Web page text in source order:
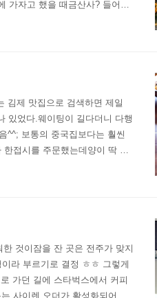
가자고 했을 때금산사? 들어본
훤이 유폐되었던 역사적인 장
김제 맛집으로 검색하면 제일
있었다.웨이팅이 길다더니 다행
^^; 보통의 중국집보다는 훨씬
접시를 주문했는데양이 딱 적
다.그리고 고기가 굉장히 많이
것이잠을 잔 곳은 전주가 맞지
라 부르기로 결정 ㅎㅎ 그렇게
가던 길에 스타벅스에서 커피
사이렌 오더가 활성화되어서